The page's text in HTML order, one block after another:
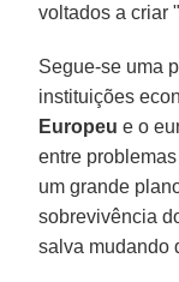
voltados a criar
Segue-se uma
instituições
Europeu e o
entre
um grande
sobrevivência
salva mudando